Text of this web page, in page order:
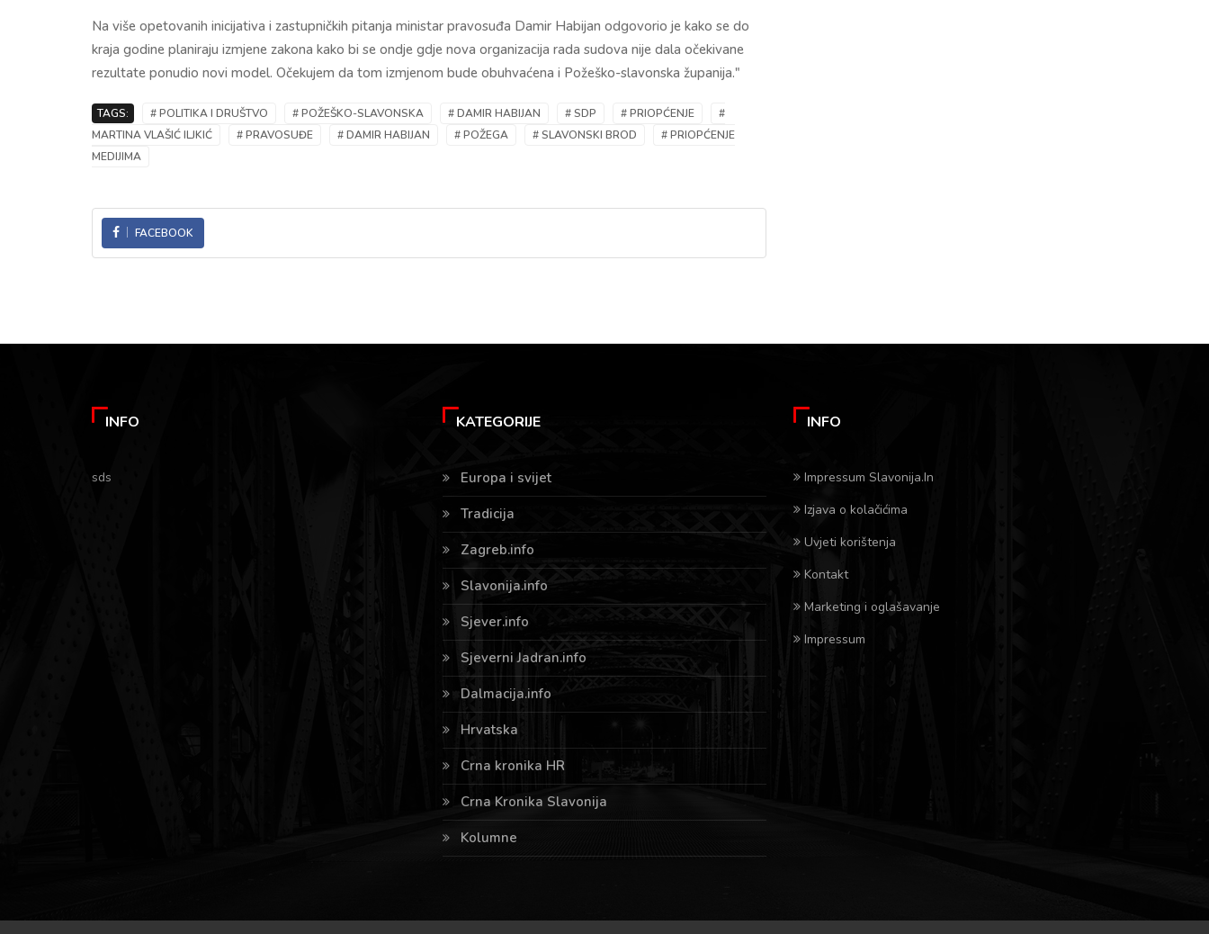
Na više opetovanih inicijativa i zastupničkih pitanja ministar pravosuđa Damir Habijan odgovorio je kako se do
kraja godine planiraju izmjene zakona kako bi se ondje gdje nova organizacija rada sudova nije dala očekivane
rezultate ponudio novi model. Očekujem da tom izmjenom bude obuhvaćena i Požeško-slavonska županija."
TAGS: # POLITIKA I DRUŠTVO # POŽEŠKO-SLAVONSKA # DAMIR HABIJAN # SDP # PRIOPĆENJE
#
MARTINA VLAŠIĆ ILJKIĆ
# PRAVOSUĐE # DAMIR HABIJAN # POŽEGA # SLAVONSKI BROD
# PRIOPĆENJE
MEDIJIMA
FACEBOOK
INFO
sds
KATEGORIJE
Europa i svijet
Tradicija
Zagreb.info
Slavonija.info
Sjever.info
Sjeverni Jadran.info
Dalmacija.info
Hrvatska
Crna kronika HR
Crna Kronika Slavonija
Kolumne
INFO
Impressum Slavonija.In
Izjava o kolačićima
Uvjeti korištenja
Kontakt
Marketing i oglašavanje
Impressum